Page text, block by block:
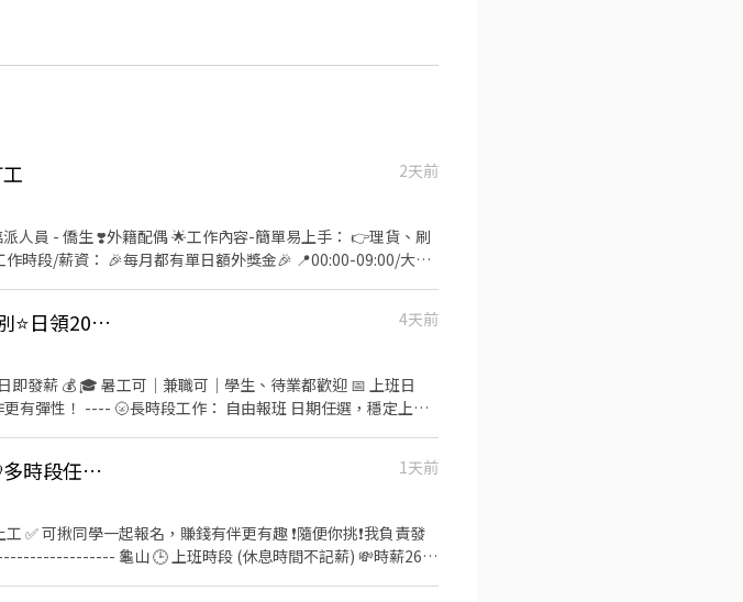
2天前
🌹聯絡人：林專員-Evan 🫧🫧🫧🫧🫧🫧🫧🫧 上班地
園區水源路(臨派大夜早晚班)
👍 💰【88節檔期開跑 賺起來】高時薪＋龜山多班別⭐日領2000~3000 隔日匯款
4天前
即發薪 💰 🎓 暑工可｜兼職可｜學生、待業都歡迎 📅 上班日
彈性！ ---- 🌝長時段工作： 自由報班 日期任選，穩定上班~
下 ⌜姓名✚電話⌟ 謝謝❤️ #搞笑專員陪你抬槓 #免諮詢費
👍 暑期超搶手🚨快速報班！高薪260🔥日領現賺💸多時段任選！
1天前
一起報名，賺錢有伴更有趣 ❗️隨便你挑❗️我負責發
龜山 🕒 上班時段 (休息時間不記薪) 💸時薪260